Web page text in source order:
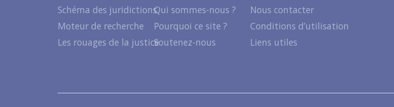
Schéma des juridictions
Moteur de recherche
Les rouages de la justice
Qui sommes-nous ?
Pourquoi ce site ?
Soutenez-nous
Nous contacter
Conditions d’utilisation
Liens utiles